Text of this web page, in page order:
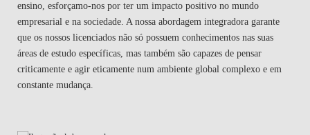
ensino, esforçamo-nos por ter um impacto positivo no mundo
empresarial e na sociedade. A nossa abordagem integradora garante
que os nossos licenciados não só possuem conhecimentos nas suas
áreas de estudo específicas, mas também são capazes de pensar
criticamente e agir eticamente num ambiente global complexo e em
constante mudança.